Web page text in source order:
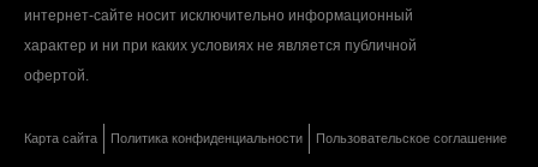
интернет-сайте носит исключительно информационный
характер и ни при каких условиях не является публичной
офертой.
Карта сайта Политика конфиденциальности Пользовательское соглашение